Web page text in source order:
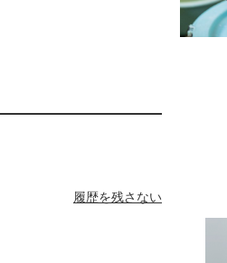
履歴を残さない